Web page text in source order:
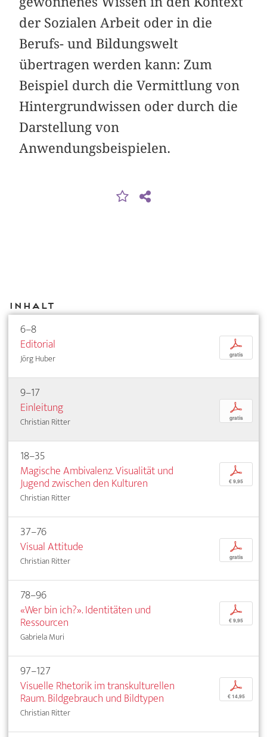
der Sozialen Arbeit oder in die
Berufs- und Bildungswelt
übertragen werden kann: Zum
Beispiel durch die Vermittlung von
Hintergrundwissen oder durch die
Darstellung von
Anwendungsbeispielen.
Inhalt
6–8
Editorial
Jörg Huber
p
gratis
9–17
Einleitung
Christian Ritter
p
gratis
18–35
Magische Ambivalenz. Visualität und
Jugend zwischen den Kulturen
Christian Ritter
p
€ 9,95
37–76
Visual Attitude
Christian Ritter
p
gratis
78–96
«Wer bin ich?». Identitäten und
Ressourcen
Gabriela Muri
p
€ 9,95
97–127
Visuelle Rhetorik im transkulturellen
Raum. Bildgebrauch und Bildtypen
Christian Ritter
p
€ 14,95